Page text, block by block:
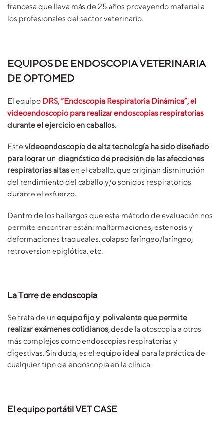
francesa que lleva más de 25 años proveyendo material a
los profesionales del sector veterinario.
EQUIPOS DE ENDOSCOPIA VETERINARIA
DE OPTOMED
El equipo DRS, “Endoscopia Respiratoria Dinámica”, el
vídeoendoscopio para realizar endoscopias respiratorias
durante el ejercicio en caballos.
Este vídeoendoscopio de alta tecnología ha sido diseñado
para lograr un diagnóstico de precisión de las afecciones
respiratorias altasen el caballo, que originan disminución
del rendimiento del caballo y/o sonidos respiratorios
durante el esfuerzo.
Dentro de los hallazgos que este método de evaluación nos
permite encontrar están: malformaciones, estenosis y
deformaciones traqueales, colapso faríngeo/laríngeo,
retroversion epiglótica, etc.
La Torre de endoscopia
Se trata de un equipo fijo y polivalente que permite
realizar exámenes cotidianos, desde la otoscopia a otros
más complejos como endoscopias respiratorias y
digestivas. Sin duda, es el equipo ideal para la práctica de
cualquier tipo de endoscopia en la clínica.
El equipo portátil VET CASE